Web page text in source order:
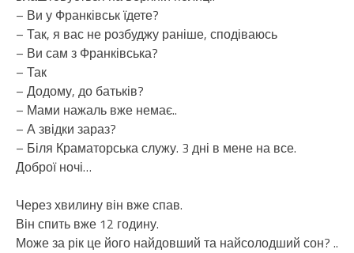
– Ви у Франківськ їдете?
– Так, я вас не розбуджу раніше, сподіваюсь
– Ви сам з Франківська?
– Так
– Додому, до батьків?
– Мами нажаль вже немає..
– А звідки зараз?
– Біля Краматорська служу. 3 дні в мене на все.
Доброї ночі…
Через хвилину він вже спав.
Він спить вже 12 годину.
Може за рік це його найдовший та найсолодший сон? ..